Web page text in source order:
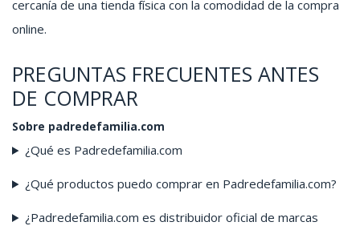
cercanía de una tienda física con la comodidad de la compra
online.
PREGUNTAS FRECUENTES ANTES
DE COMPRAR
Sobre padredefamilia.com
¿Qué es Padredefamilia.com
¿Qué productos puedo comprar en Padredefamilia.com?
¿Padredefamilia.com es distribuidor oficial de marcas